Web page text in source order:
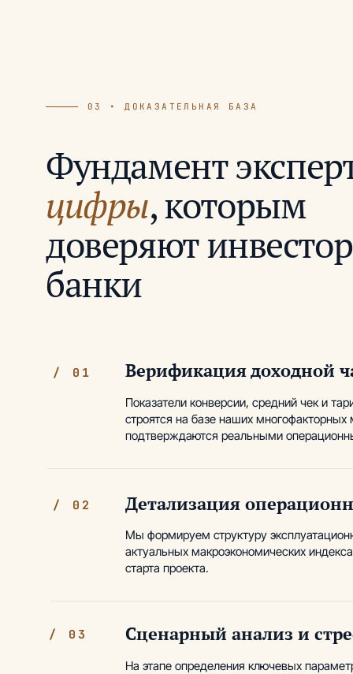
03 • ДОКАЗАТЕЛЬНАЯ БАЗА
Фундамент
цифры, которым
доверяют
банки
Верификация доходной
Показатели конверсии, средний чек и
строятся на базе наших
подтверждаются реальными
/ 02 Детализация
Мы формируем структуру
актуальных макроэкономических
старта проекта.
/ 03 Сценарный анализ и
На этапе определения ключевых
/ 01